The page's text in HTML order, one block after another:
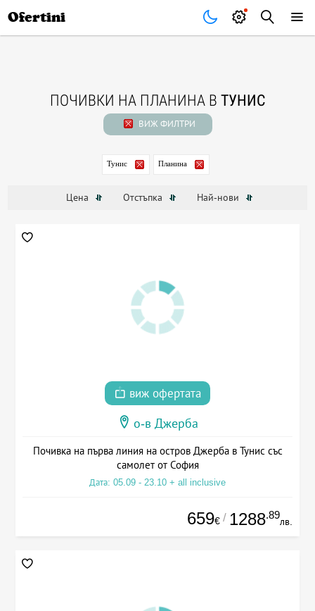
Ofertini
ПОЧИВКИ НА ПЛАНИНА В ТУНИС
ВИЖ ФИЛТРИ
Тунис Планина
Цена Отстъпка Най-нови
виж офертата
о-в Джерба
Почивка на първа линия на остров Джерба в Тунис със
самолет от София
Дата: 05.09 - 23.10 + all inclusive
659€ / 1288.89
лв.